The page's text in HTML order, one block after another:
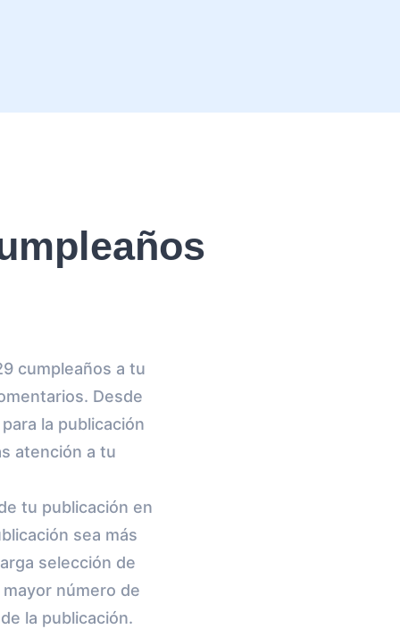
cumpleaños a tu
Desde
la publicación
atención a tu
tu publicación en
sea más
selección de
número de
la publicación.